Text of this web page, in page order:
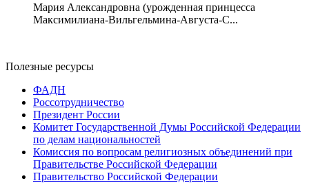
Мария Александровна (урожденная принцесса
Максимилиана-Вильгельмина-Августа-С...
Полезные ресурсы
ФАДН
Россотрудничество
Президент России
Комитет Государственной Думы Российской Федерации
по делам национальностей
Комиссия по вопросам религиозных объединений при
Правительстве Российской Федерации
Правительство Российской Федерации